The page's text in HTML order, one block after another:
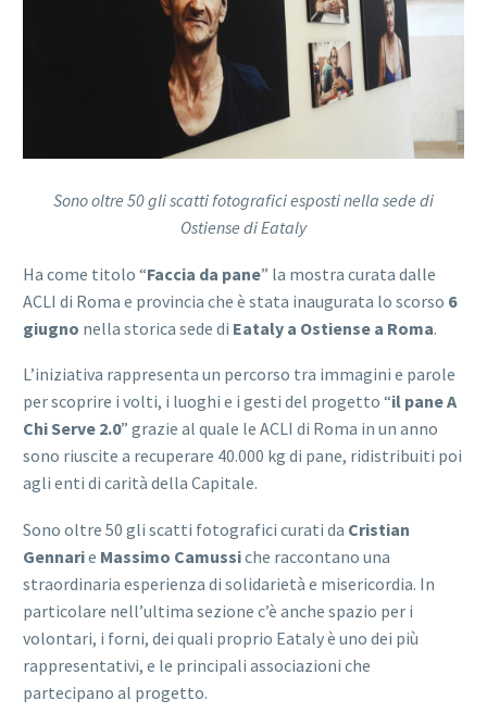
Sono oltre 50 gli scatti fotografici esposti nella sede di
Ostiense di Eataly
Ha come titolo “Faccia da pane” la mostra curata dalle
ACLI di Roma e provincia che è stata inaugurata lo scorso 6
giugno nella storica sede di Eataly a Ostiense a Roma.
L’iniziativa rappresenta un percorso tra immagini e parole
per scoprire i volti, i luoghi e i gesti del progetto “il pane A
Chi Serve 2.0” grazie al quale le ACLI di Roma in un anno
sono riuscite a recuperare 40.000 kg di pane, ridistribuiti poi
agli enti di carità della Capitale.
Sono oltre 50 gli scatti fotografici curati da Cristian
Gennarie Massimo Camussiche raccontano una
straordinaria esperienza di solidarietà e misericordia. In
particolare nell’ultima sezione c’è anche spazio per i
volontari, i forni, dei quali proprio Eataly è uno dei più
rappresentativi, e le principali associazioni che
partecipano al progetto.